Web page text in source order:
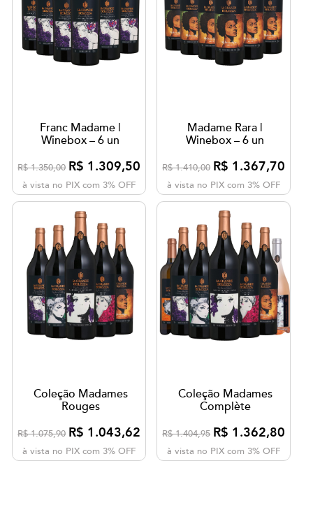
Franc Madame |
Winebox – 6 un
R$ 1.350,00 R$ 1.309,50
à vista no PIX com 3% OFF
Madame Rara |
Winebox – 6 un
R$ 1.410,00 R$ 1.367,70
à vista no PIX com 3% OFF
Coleção Madames
Rouges
R$ 1.075,90 R$ 1.043,62
à vista no PIX com 3% OFF
Coleção Madames
Complète
R$ 1.404,95 R$ 1.362,80
à vista no PIX com 3% OFF